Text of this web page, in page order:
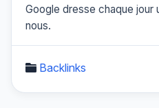
Google dresse chaque jour
nous.
Backlinks